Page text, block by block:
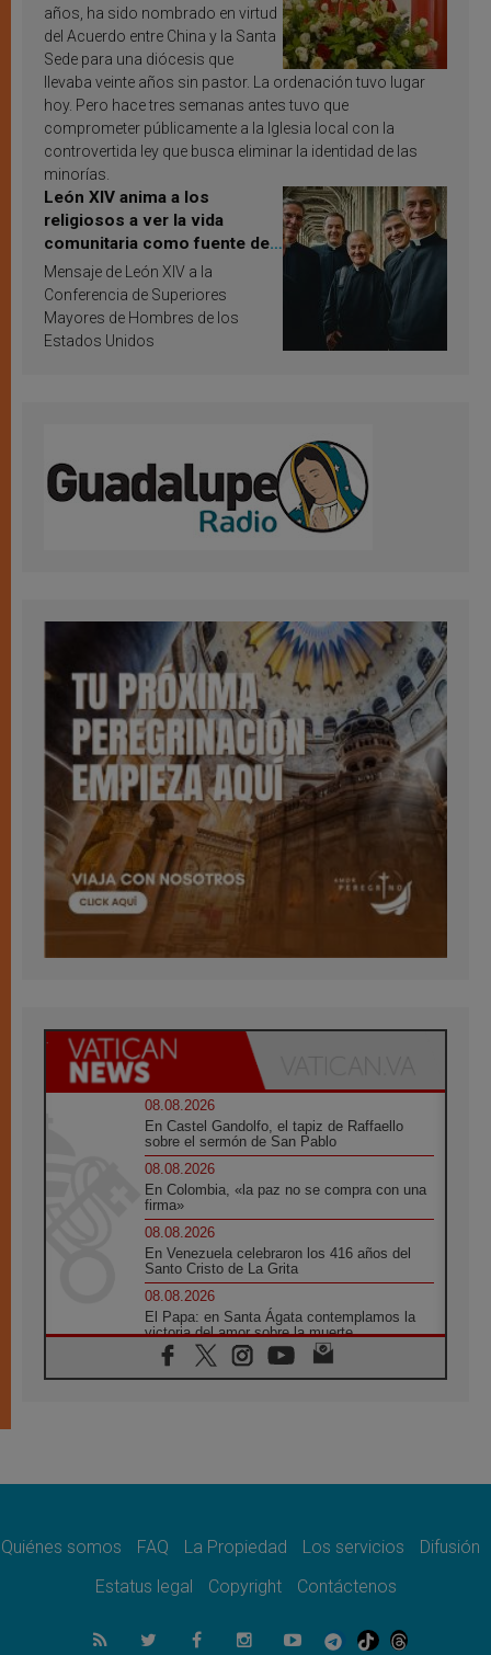
años, ha sido nombrado en virtud
del Acuerdo entre China y la Santa
Sede para una diócesis que
llevaba veinte años sin pastor. La ordenación tuvo lugar
hoy. Pero hace tres semanas antes tuvo que
comprometer públicamente a la Iglesia local con la
controvertida ley que busca eliminar la identidad de las
minorías.
León XIV anima a los
religiosos a ver la vida
comunitaria como fuente de
inspiración y santificación
Mensaje de León XIV a la
Conferencia de Superiores
Mayores de Hombres de los
Estados Unidos
08.08.2026
En Castel Gandolfo, el tapiz de Raffaello
sobre el sermón de San Pablo
08.08.2026
En Colombia, «la paz no se compra con una
firma»
08.08.2026
En Venezuela celebraron los 416 años del
Santo Cristo de La Grita
08.08.2026
El Papa: en Santa Ágata contemplamos la
victoria del amor sobre la muerte
08.08.2026
León XIV visitará el Santuario de la Madre
07.08.2026
07.08.2026
el compromiso del cristiano"
La matanza de niños en Gaza no cesa: 300
muertos en 300 días
Quiénes somos FAQ La Propiedad Los servicios
Difusión
Estatus legal
Copyright Contáctenos